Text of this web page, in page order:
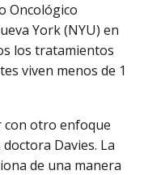
Oncológico
York (NYU) en
los tratamientos
viven menos de 1
con otro enfoque
Davies. La
de una manera